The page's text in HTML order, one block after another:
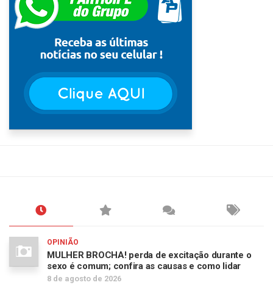
OPINIÃO
MULHER BROCHA! perda de excitação durante o
sexo é comum; confira as causas e como lidar
8 de agosto de 2026